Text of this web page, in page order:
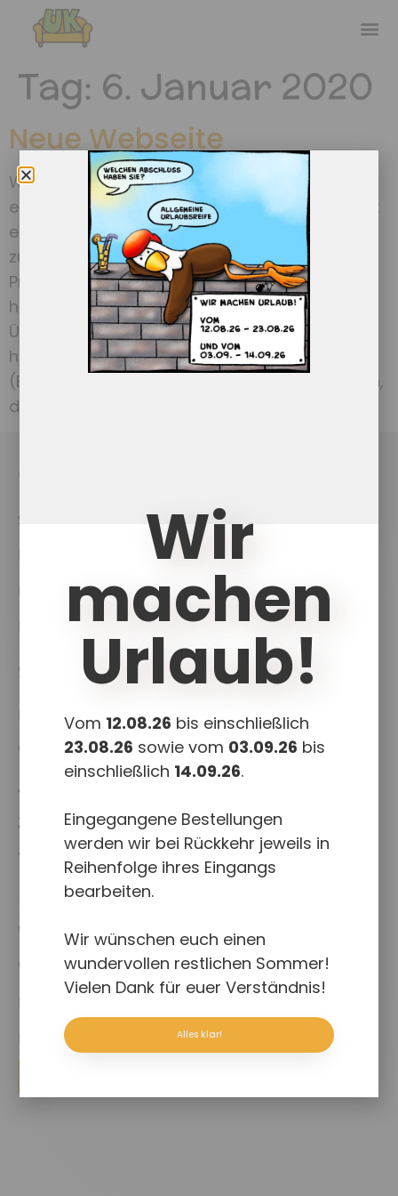
Tag: 6. Januar 2020
Neue Webseite
Wie ihr unschwer erkennen könnt, hat die Seite
einen komplett neuen Anstrich erhalten. Das ist
einerseits den neuen Datenschutzrichtlinien
zuzuschreiben. Andererseits hat die
Produktpalette deutlich zugenommen und wir
hoffen, dass es so leichter sein wird, den
Überblick zu behalten. Aufgrund der
hinzugekommenen Bücher mit ISBN-Nummer
(Buchbindepreis) und einigen neuen Produkten,
die folgen, mussten wir den Betrag, […]
Shop
Projekte
Downloads
Shop
Warenkorb
Allgemeine Geschäftsbedingungen
Zahlungsweisen
Versand & Lieferung
Rechtliches
Widerruf für digitale Inhalte
Widerruf
Datenschutz
Wir
machen
Urlaub!
Vom 12.08.26 bis einschließlich
23.08.26 sowie vom 03.09.26 bis
einschließlich 14.09.26.
Eingegangene Bestellungen
werden wir bei Rückkehr jeweils in
Reihenfolge ihres Eingangs
bearbeiten.
Wir wünschen euch einen
wundervollen restlichen Sommer!
Vielen Dank für euer Verständnis!
Alles klar!